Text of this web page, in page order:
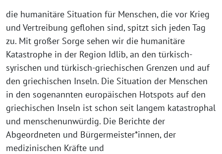
die humanitäre Situation für Menschen, die vor Krieg
und Vertreibung geflohen sind, spitzt sich jeden Tag
zu. Mit großer Sorge sehen wir die humanitäre
Katastrophe in der Region Idlib, an den türkisch-
syrischen und türkisch-griechischen Grenzen und auf
den griechischen Inseln. Die Situation der Menschen
in den sogenannten europäischen Hotspots auf den
griechischen Inseln ist schon seit langem katastrophal
und menschenunwürdig. Die Berichte der
Abgeordneten und Bürgermeister*innen, der
medizinischen Kräfte und